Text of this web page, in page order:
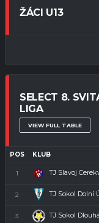
ŽÁCI U13
SELECT 8.
LIGA
VIEW FULL TABLE
POS KLUB
1 TJ Slavoj
2 TJ Sokol Dolní
3 TJ Sokol